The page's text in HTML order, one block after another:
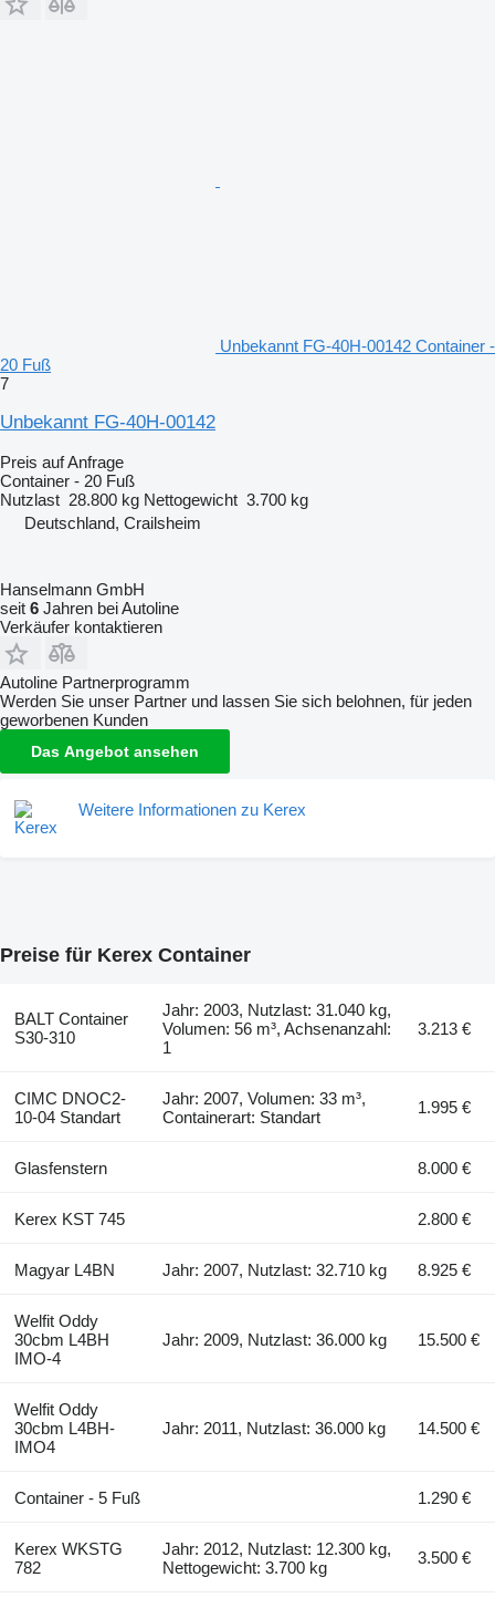
Unbekannt FG-40H-00142 Container -
20 Fuß
7
Unbekannt FG-40H-00142
Preis auf Anfrage
Container - 20 Fuß
Nutzlast 28.800 kg Nettogewicht 3.700 kg
Deutschland, Crailsheim
Hanselmann GmbH
seit 6 Jahren bei Autoline
Verkäufer kontaktieren
Autoline Partnerprogramm
Werden Sie unser Partner und lassen Sie sich belohnen, für jeden
geworbenen Kunden
Das Angebot ansehen
Weitere Informationen zu Kerex
Preise für Kerex Container
BALT Container
S30-310
Jahr: 2003, Nutzlast: 31.040 kg,
Volumen: 56 m³, Achsenanzahl:
1
3.213 €
CIMC DNOC2-
10-04 Standart
Jahr: 2007, Volumen: 33 m³,
Containerart: Standart
1.995 €
Glasfenstern 8.000 €
Kerex KST 745 2.800 €
Magyar L4BN Jahr: 2007, Nutzlast: 32.710 kg 8.925 €
Welfit Oddy
30cbm L4BH
IMO-4
Jahr: 2009, Nutzlast: 36.000 kg 15.500 €
Welfit Oddy
30cbm L4BH-
IMO4
Jahr: 2011, Nutzlast: 36.000 kg 14.500 €
Container - 5 Fuß 1.290 €
Kerex WKSTG
782
Jahr: 2012, Nutzlast: 12.300 kg,
Nettogewicht: 3.700 kg
3.500 €